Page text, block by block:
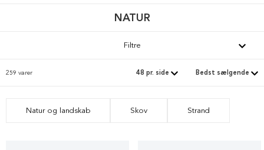
NATUR
Filtre
259 varer
Natur og landskab Skov Strand